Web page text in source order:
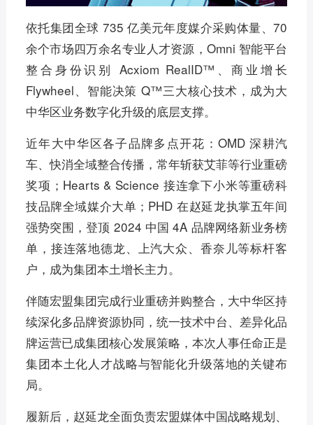
依托集团全球 735 亿美元年度媒介采购体量、70
余个市场四万余名专业人才资源，Omni 智能平台
整合身份识别 Acxiom RealID™、商业增长
Flywheel、智能决策 Q™三大核心技术，成为大
中华区业务数字化升级的底层支撑。
近年大中华区各子品牌多点开花：OMD 深耕汽
车、快消全域整合传播，常年斩获艾菲等行业重磅
奖项；Hearts & Science 接连拿下小米等重磅科
技品牌全域媒介大单；PHD 在赵延龙执掌五年间
强势突围，登顶 2024 中国 4A 品牌网络新业务榜
单，接连落地德龙、上汽大众、香奈儿等标杆客
户，成为集团本土增长主力。
伴随宏盟集团完成行业重磅并购整合，大中华区持
续深化多品牌资源协同，统一技术中台、差异化品
牌运营已成集团核心发展策略，本次人事任命正是
集团本土化人才战略与智能化升级落地的关键布
局。
履新后，赵延龙全面负责宏盟媒体中国战略规划、